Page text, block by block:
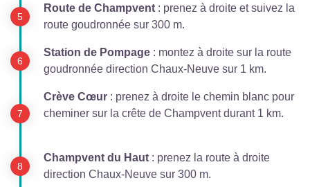
Route de Champvent : prenez à droite et suivez la
route goudronnée sur 300 m.
Station de Pompage : montez à droite sur la route
goudronnée direction Chaux-Neuve sur 1 km.
Crève Cœur : prenez à droite le chemin blanc pour
cheminer sur la crête de Champvent durant 1 km.
Champvent du Haut : prenez la route à droite
direction Chaux-Neuve sur 300 m.